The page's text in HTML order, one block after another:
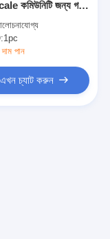
কমিউনিটি জন্য গতি
1pc
দাম পান
এখন চ্যাট করুন